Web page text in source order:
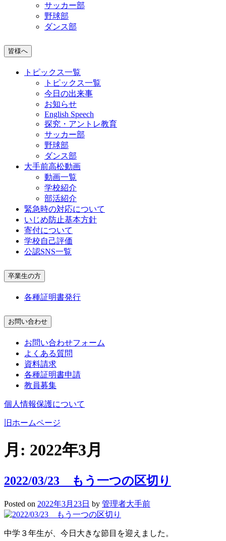
サッカー部
野球部
ダンス部
皆様へ
トピックス一覧
トピックス一覧
今日の出来事
お知らせ
English Speech
探究・アントレ教育
サッカー部
野球部
ダンス部
大手前高松動画
動画一覧
学校紹介
部活紹介
緊急時の対応について
いじめ防止基本方針
寄付について
学校自己評価
公認SNS一覧
卒業生の方
各種証明書発行
お問い合わせ
お問い合わせフォーム
よくある質問
資料請求
各種証明書申請
教員募集
個人情報保護について
旧ホームページ
月: 2022年3月
2022/03/23 もう一つの区切り
Posted on 2022年3月23日 by 管理者大手前
中学３年生が、今日大きな節目を迎えました。